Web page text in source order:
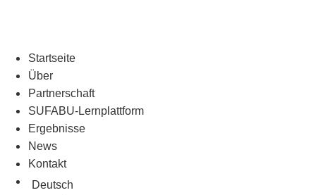
Startseite
Über
Partnerschaft
SUFABU-Lernplattform
Ergebnisse
News
Kontakt
Deutsch